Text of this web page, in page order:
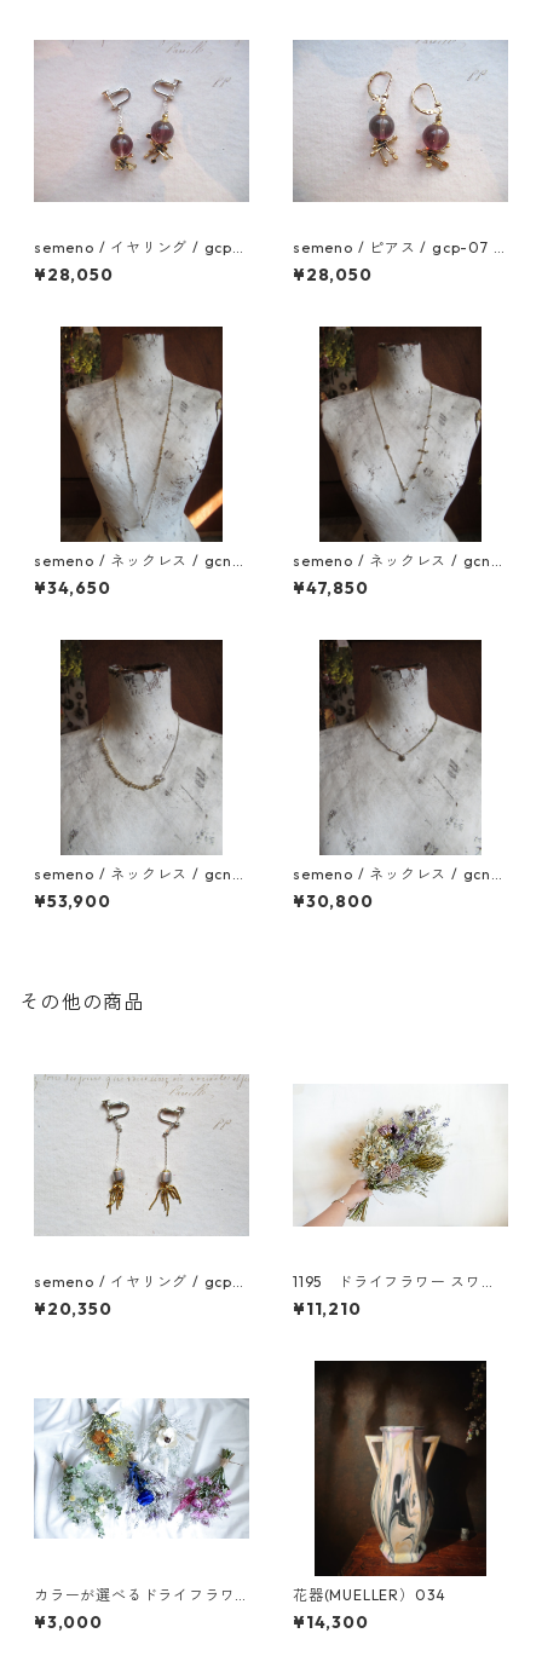
semeno / イヤリング / gcp-
08 / 25aw
¥28,050
semeno / ピアス / gcp-07 /
25aw
¥28,050
semeno / ネックレス / gcn-1
1 / 25aw
¥34,650
semeno / ネックレス / gcn-1
0 / 25aw
¥47,850
semeno / ネックレス / gcn-
09 / 25aw
¥53,900
semeno / ネックレス / gcn-
07 / 25aw
¥30,800
その他の商品
semeno / イヤリング / gcp-
06 / 25ss
¥20,350
1195 ドライフラワー スワッ
グ アジサイ
¥11,210
カラーが選べるドライフラワ
ースワッグS
¥3,000
花器(MUELLER）034
¥14,300